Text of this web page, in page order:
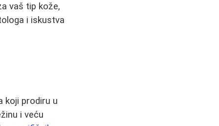
vaš tip kože,
i iskustva
koji prodiru u
i veću